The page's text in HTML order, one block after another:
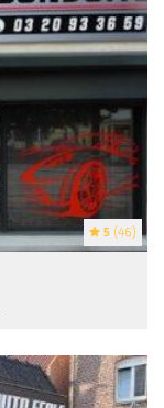
5 (46)